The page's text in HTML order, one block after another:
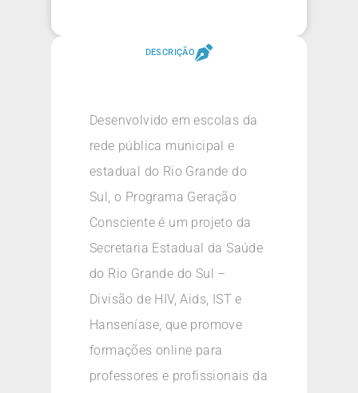
DESCRIÇÃO
Desenvolvido em escolas da
rede pública municipal e
estadual do Rio Grande do
Sul, o Programa Geração
Consciente é um projeto da
Secretaria Estadual da Saúde
do Rio Grande do Sul –
Divisão de HIV, Aids, IST e
Hanseníase, que promove
formações online para
professores e profissionais da